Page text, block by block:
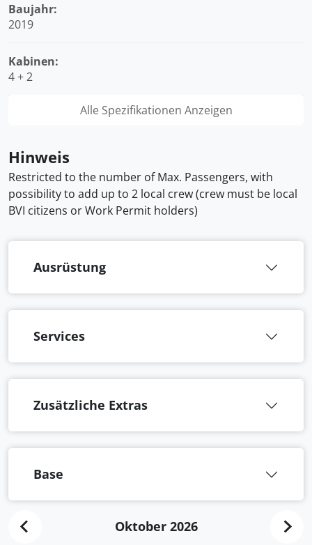
Baujahr:
2019
Kabinen:
4 + 2
Alle Spezifikationen Anzeigen
Hinweis
Restricted to the number of Max. Passengers, with
possibility to add up to 2 local crew (crew must be local
BVI citizens or Work Permit holders)
Ausrüstung
Services
Zusätzliche Extras
Base
Oktober 2026